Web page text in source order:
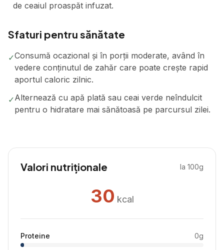
de ceaiul proaspăt infuzat.
Sfaturi pentru sănătate
✓Consumă ocazional și în porții moderate, având în
vedere conținutul de zahăr care poate crește rapid
aportul caloric zilnic.
✓Alternează cu apă plată sau ceai verde neîndulcit
pentru o hidratare mai sănătoasă pe parcursul zilei.
Valori nutriționale la 100g
30 kcal
Proteine 0g